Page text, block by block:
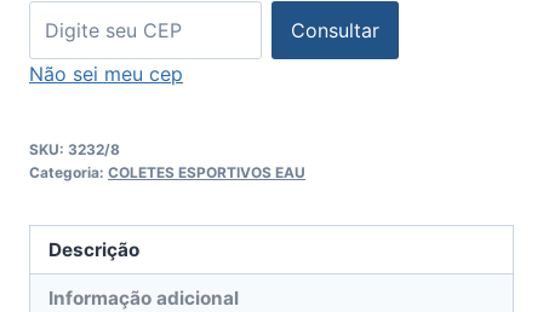
Consultar
Não sei meu cep
SKU: 3232/8
Categoria: COLETES ESPORTIVOS EAU
Descrição
Informação adicional